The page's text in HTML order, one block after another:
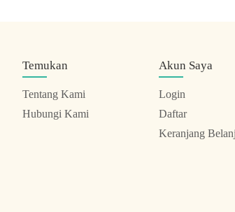
Temukan
Tentang Kami
Hubungi Kami
Akun Saya
Login
Daftar
Keranjang